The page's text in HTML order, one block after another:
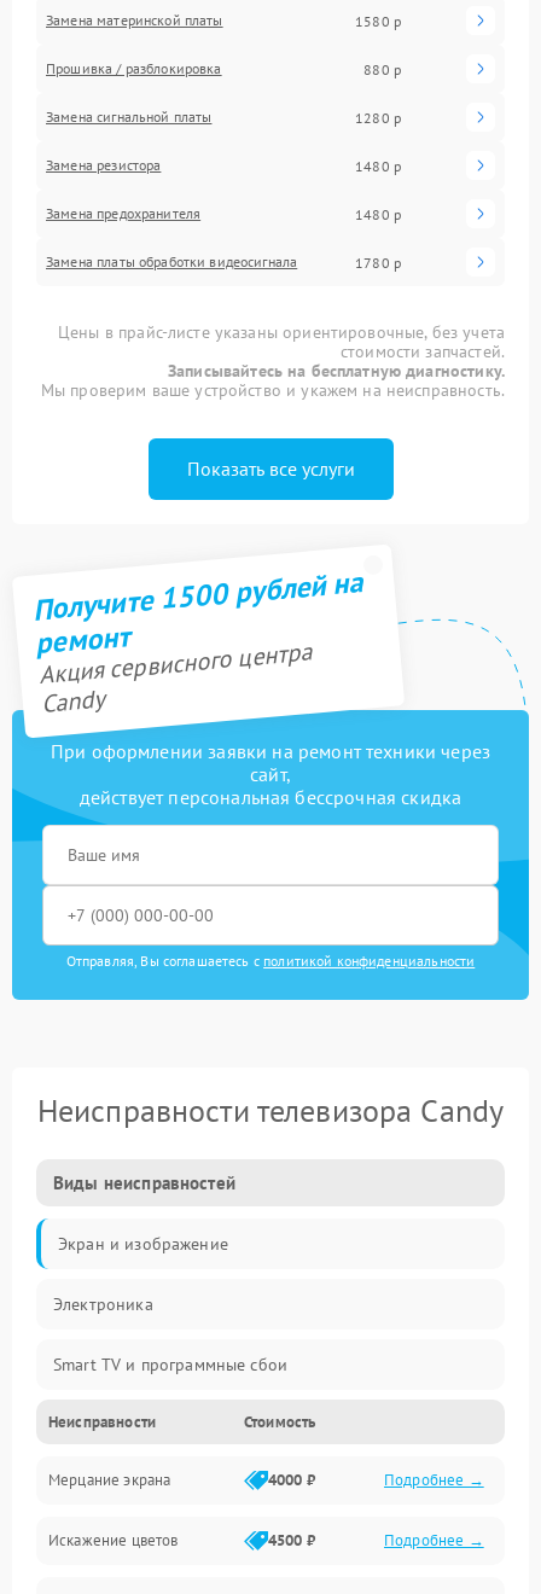
Замена материнской платы 1580 р
Прошивка / разблокировка 880 р
Замена сигнальной платы 1280 р
Замена резистора 1480 р
Замена предохранителя 1480 р
Замена платы обработки видеосигнала 1780 р
Цены в прайс-листе указаны ориентировочные, без учета
стоимости запчастей.
Записывайтесь на бесплатную диагностику.
Мы проверим ваше устройство и укажем на неисправность.
Показать все услуги
Получите 1500 рублей на
ремонт
Акция сервисного центра
Candy
При оформлении заявки на ремонт техники через
сайт,
действует персональная бессрочная скидка
Отправляя, Вы соглашаетесь с политикой конфиденциальности
Неисправности телевизора Candy
Виды неисправностей
Экран и изображение
Электроника
Smart TV и программные сбои
Питание и запуск
Подсветка и LED-модули
Звук и аудиосистема
Неисправности Стоимость
Мерцание экрана 4000 ₽ Подробнее →
Искажение цветов 4500 ₽ Подробнее →